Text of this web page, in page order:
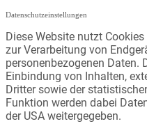
Datenschutzeinstellungen
Diese Website nutzt
zur Verarbeitung von
personenbezogenen Daten.
Einbindung von Inhalten,
Dritter sowie der
Funktion werden dabei
der USA weitergegeben.